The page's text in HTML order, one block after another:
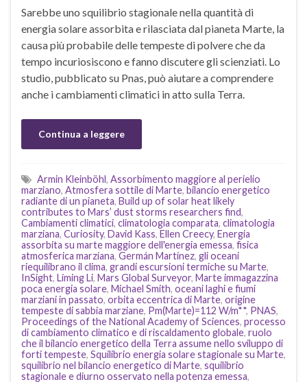
Sarebbe uno squilibrio stagionale nella quantità di
energia solare assorbita e rilasciata dal pianeta Marte, la
causa più probabile delle tempeste di polvere che da
tempo incuriosiscono e fanno discutere gli scienziati. Lo
studio, pubblicato su Pnas, può aiutare a comprendere
anche i cambiamenti climatici in atto sulla Terra.
Continua a leggere
Armin Kleinböhl, Assorbimento maggiore al perielio
marziano, Atmosfera sottile di Marte, bilancio energetico
radiante di un pianeta, Build up of solar heat likely
contributes to Mars’ dust storms researchers find,
Cambiamenti climatici, climatologia comparata, climatologia
marziana, Curiosity, David Kass, Ellen Creecy, Energia
assorbita su marte maggiore dell'energia emessa, fisica
atmosferica marziana, Germán Martínez, gli oceani
riequilibrano il clima, grandi escursioni termiche su Marte,
InSight, Liming Li, Mars Global Surveyor, Marte immagazzina
poca energia solare, Michael Smith, oceani laghi e fiumi
marziani in passato, orbita eccentrica di Marte, origine
tempeste di sabbia marziane, Pm(Marte)=112 W/m**, PNAS,
Proceedings of the National Academy of Sciences, processo
di cambiamento climatico e di riscaldamento globale, ruolo
che il bilancio energetico della Terra assume nello sviluppo di
forti tempeste, Squilibrio energia solare stagionale su Marte,
squilibrio nel bilancio energetico di Marte, squilibrio
stagionale e diurno osservato nella potenza emessa,